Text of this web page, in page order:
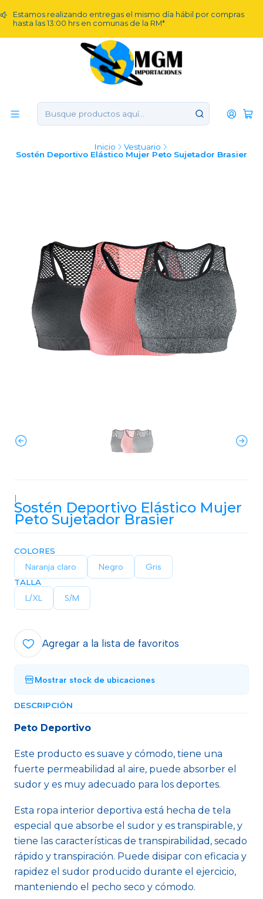
Estamos realizando entregas el mismo día hábil por compras
hasta las 13:00 hrs en comunas de la RM*
Inicio
Vestuario
Sostén Deportivo Elástico Mujer Peto Sujetador Brasier
|
Sostén Deportivo Elástico Mujer
Peto Sujetador Brasier
COLORES
Naranja claro Negro Gris
TALLA
L/XL S/M
Agregar a la lista de favoritos
Mostrar stock de ubicaciones
DESCRIPCIÓN
Peto Deportivo
Este producto es suave y cómodo, tiene una
fuerte permeabilidad al aire, puede absorber el
sudor y es muy adecuado para los deportes.
Esta ropa interior deportiva está hecha de tela
especial que absorbe el sudor y es transpirable, y
tiene las características de transpirabilidad, secado
rápido y transpiración. Puede disipar con eficacia y
rapidez el sudor producido durante el ejercicio,
manteniendo el pecho seco y cómodo.